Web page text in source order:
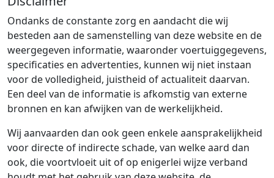
Ondanks de constante zorg en aandacht die wij
besteden aan de samenstelling van deze website en de
weergegeven informatie, waaronder voertuiggegevens,
specificaties en advertenties, kunnen wij niet instaan
voor de volledigheid, juistheid of actualiteit daarvan.
Een deel van de informatie is afkomstig van externe
bronnen en kan afwijken van de werkelijkheid.
Wij aanvaarden dan ook geen enkele aansprakelijkheid
voor directe of indirecte schade, van welke aard dan
ook, die voortvloeit uit of op enigerlei wijze verband